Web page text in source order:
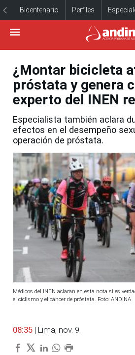
Bicentenario Perfiles
¿Montar bicicleta
próstata y genera
experto del INEN
Especialista también aclara
efectos en el desempeño
operación de próstata.
Médicos del INEN aclaran en esta nota si es
el ciclismo y el cáncer de próstata. Foto: ANDINA
08:35 | Lima, nov. 9.